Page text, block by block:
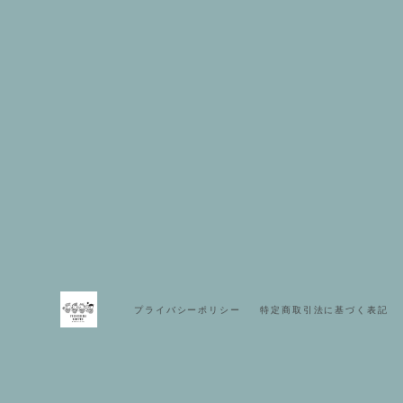
プライバシーポリシー 特定商取引法に基づく表記